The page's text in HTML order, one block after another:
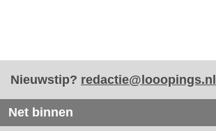
Nieuwstip? redactie@looopings.nl
Net binnen